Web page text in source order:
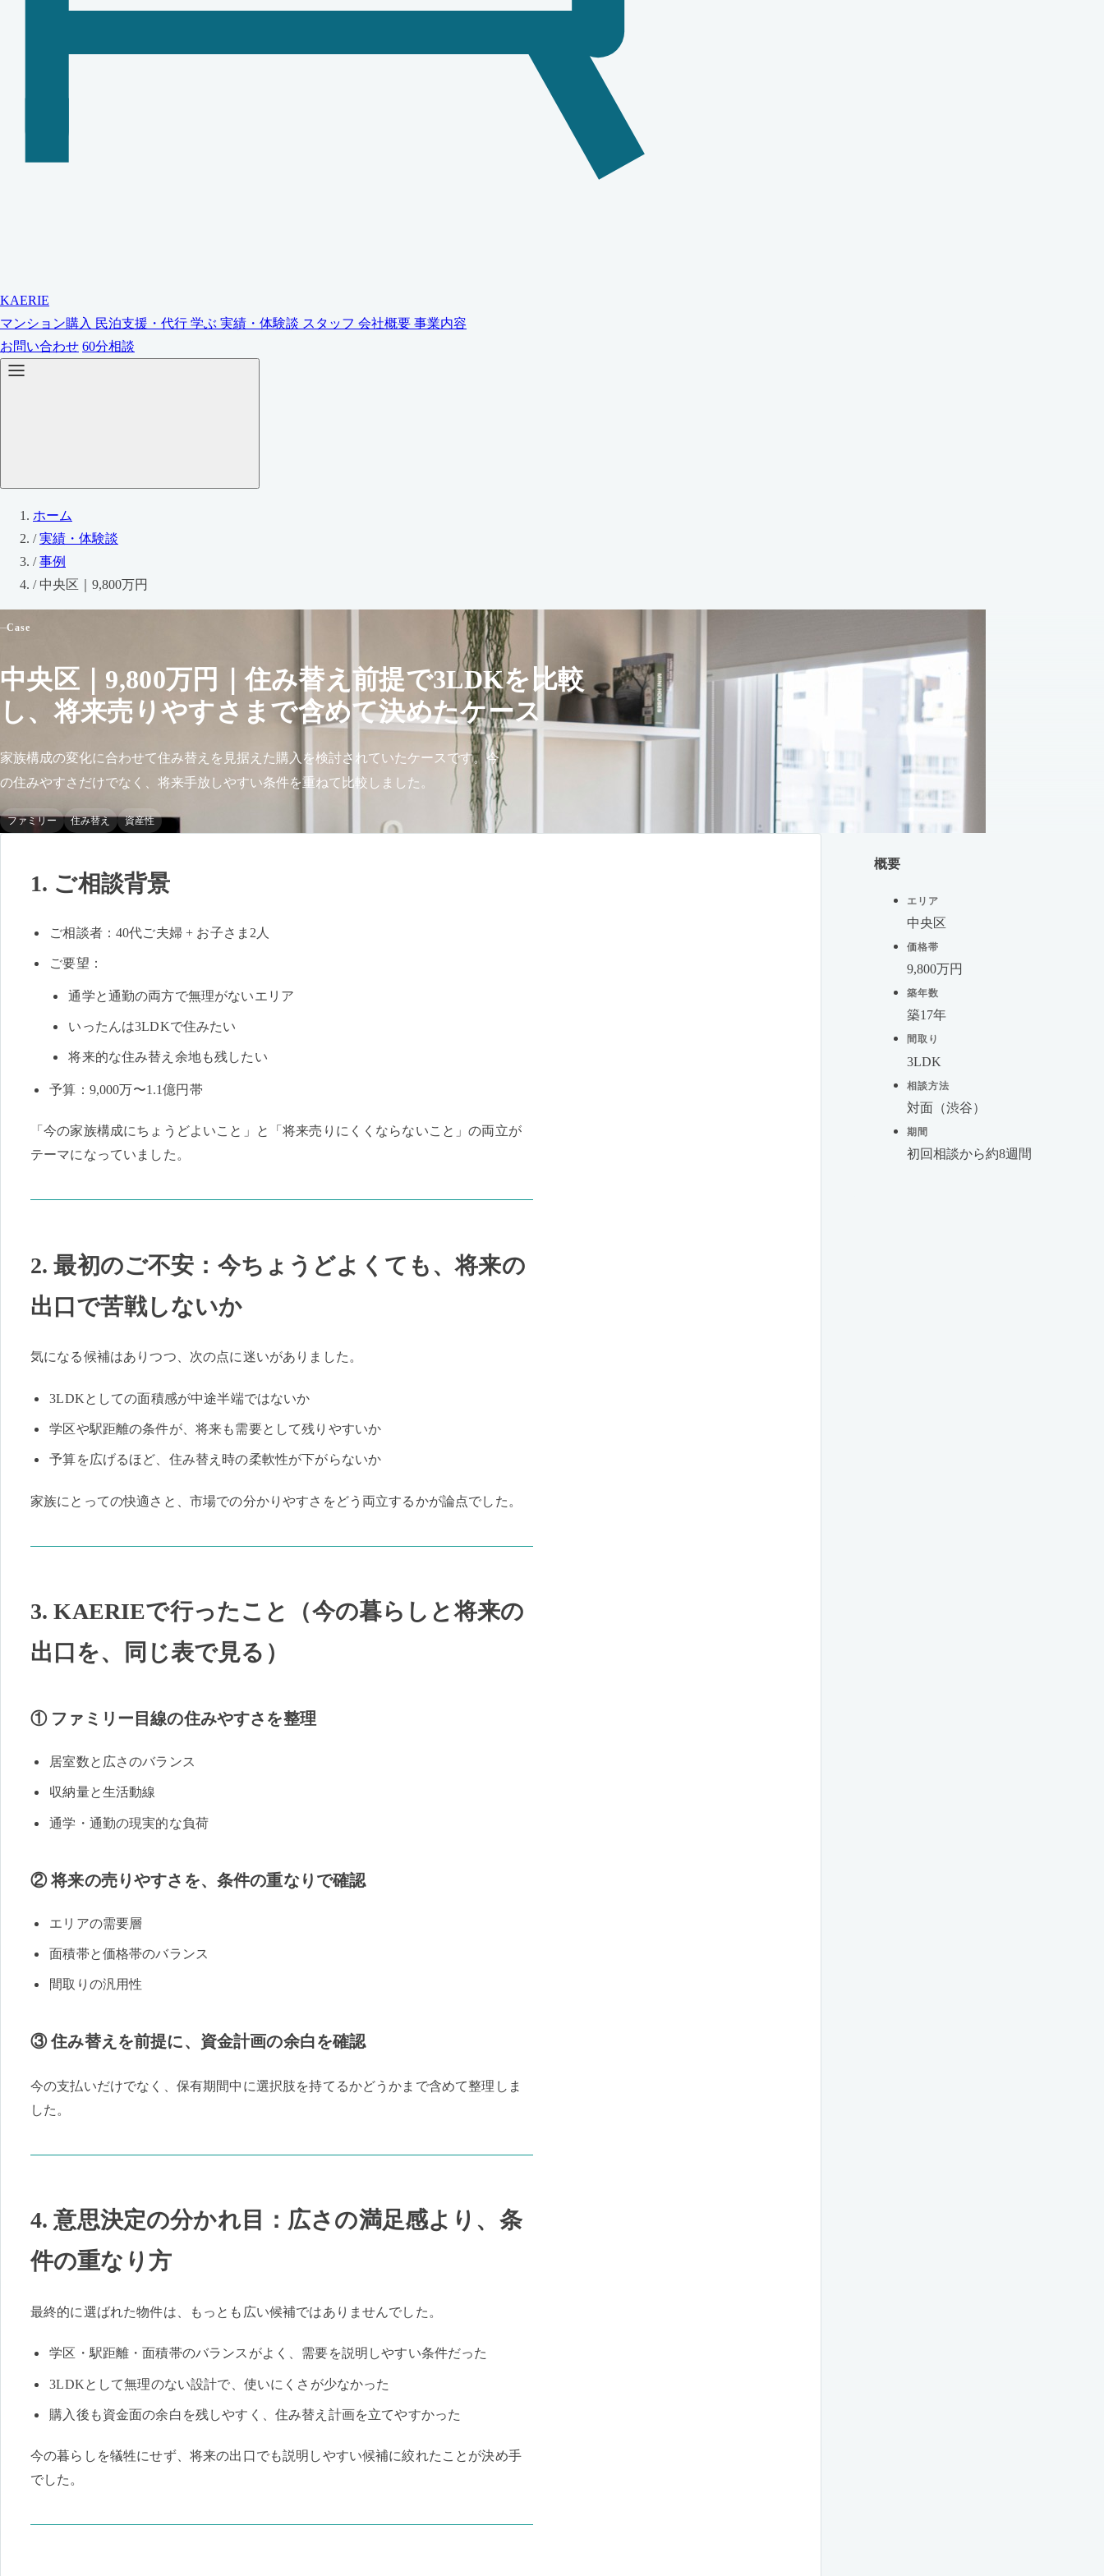
KAERIE
マンション購入 民泊支援・代行 学ぶ 実績・体験談 スタッフ 会社概要 事業内容
お問い合わせ 60分相談
ホーム
/ 実績・体験談
/ 事例
/ 中央区｜9,800万円
Case
中央区｜9,800万円｜住み替え前提で3LDKを比較
し、将来売りやすさまで含めて決めたケース
家族構成の変化に合わせて住み替えを見据えた購入を検討されていたケースです。今
の住みやすさだけでなく、将来手放しやすい条件を重ねて比較しました。
ファミリー 住み替え 資産性
1. ご相談背景
ご相談者：40代ご夫婦 + お子さま2人
ご要望：
通学と通勤の両方で無理がないエリア
いったんは3LDKで住みたい
将来的な住み替え余地も残したい
予算：9,000万〜1.1億円帯
「今の家族構成にちょうどよいこと」と「将来売りにくくならないこと」の両立が
テーマになっていました。
2. 最初のご不安：今ちょうどよくても、将来の
出口で苦戦しないか
気になる候補はありつつ、次の点に迷いがありました。
3LDKとしての面積感が中途半端ではないか
学区や駅距離の条件が、将来も需要として残りやすいか
予算を広げるほど、住み替え時の柔軟性が下がらないか
家族にとっての快適さと、市場での分かりやすさをどう両立するかが論点でした。
3. KAERIEで行ったこと（今の暮らしと将来の
出口を、同じ表で見る）
① ファミリー目線の住みやすさを整理
居室数と広さのバランス
収納量と生活動線
通学・通勤の現実的な負荷
② 将来の売りやすさを、条件の重なりで確認
エリアの需要層
面積帯と価格帯のバランス
間取りの汎用性
③ 住み替えを前提に、資金計画の余白を確認
今の支払いだけでなく、保有期間中に選択肢を持てるかどうかまで含めて整理しま
した。
4. 意思決定の分かれ目：広さの満足感より、条
件の重なり方
最終的に選ばれた物件は、もっとも広い候補ではありませんでした。
学区・駅距離・面積帯のバランスがよく、需要を説明しやすい条件だった
3LDKとして無理のない設計で、使いにくさが少なかった
購入後も資金面の余白を残しやすく、住み替え計画を立てやすかった
今の暮らしを犠牲にせず、将来の出口でも説明しやすい候補に絞れたことが決め手
でした。
概要
エリア
中央区
価格帯
9,800万円
築年数
築17年
間取り
3LDK
相談方法
対面（渋谷）
期間
初回相談から約8週間